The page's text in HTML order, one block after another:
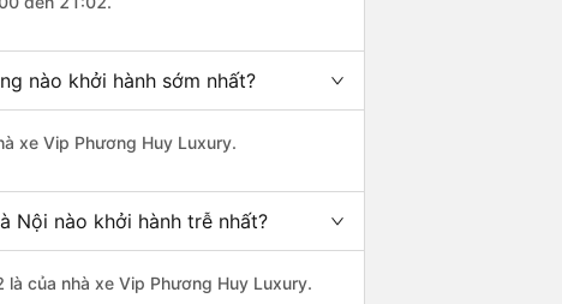
nào khởi hành sớm nhất?
xe Vip Phương Huy Luxury.
Nội nào khởi hành trễ nhất?
của nhà xe Vip Phương Huy Luxury.